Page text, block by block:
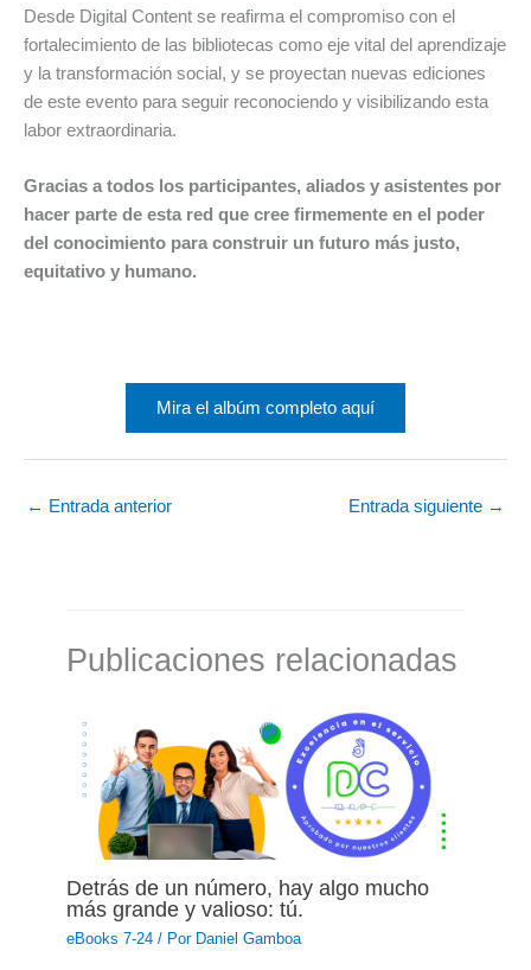
Desde Digital Content se reafirma el compromiso con el
fortalecimiento de las bibliotecas como eje vital del aprendizaje
y la transformación social, y se proyectan nuevas ediciones
de este evento para seguir reconociendo y visibilizando esta
labor extraordinaria.
Gracias a todos los participantes, aliados y asistentes por
hacer parte de esta red que cree firmemente en el poder
del conocimiento para construir un futuro más justo,
equitativo y humano.
Mira el albúm completo aquí
← Entrada anterior Entrada siguiente →
Publicaciones relacionadas
Detrás de un número, hay algo mucho
más grande y valioso: tú.
eBooks 7-24 / Por Daniel Gamboa